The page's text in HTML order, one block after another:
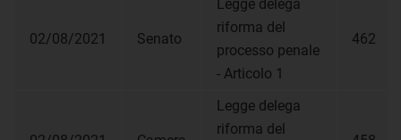
02/08/2021 Senato
Legge delega
riforma del
processo penale
- Articolo 1
462
Legge delega
riforma del